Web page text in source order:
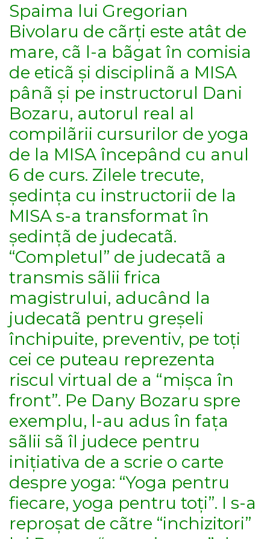
Spaima lui Gregorian
Bivolaru de cãrți este atât de
mare, cã l-a bãgat în comisia
de eticã și disciplinã a MISA
pânã și pe instructorul Dani
Bozaru, autorul real al
compilãrii cursurilor de yoga
de la MISA începând cu anul
6 de curs. Zilele trecute,
ședința cu instructorii de la
MISA s-a transformat în
ședințã de judecatã.
“Completul” de judecatã a
transmis sãlii frica
magistrului, aducând la
judecatã pentru greșeli
închipuite, preventiv, pe toți
cei ce puteau reprezenta
riscul virtual de a “mișca în
front”. Pe Dany Bozaru spre
exemplu, l-au adus în fața
sãlii sã îl judece pentru
inițiativa de a scrie o carte
despre yoga: “Yoga pentru
fiecare, yoga pentru toți”. I s-a
reproșat de cãtre “inchizitori”